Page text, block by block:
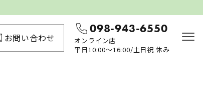
お問い合わせ
098-943-6550
オンライン店
平日10:00〜16:00/土日祝 休み